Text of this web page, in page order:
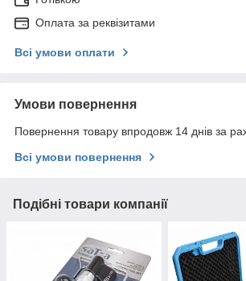
Оплата за реквізитами
Всі умови оплати
Умови повернення
Повернення товару впродовж 14 днів за
Всі умови повернення
Подібні товари компанії